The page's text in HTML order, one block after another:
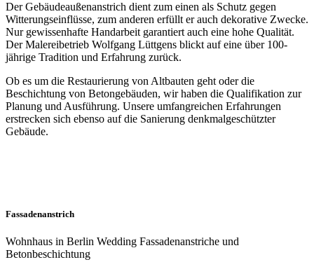
Der Gebäudeaußenanstrich dient zum einen als Schutz gegen
Witterungseinflüsse, zum anderen erfüllt er auch dekorative Zwecke.
Nur gewissenhafte Handarbeit garantiert auch eine hohe Qualität.
Der Malereibetrieb Wolfgang Lüttgens blickt auf eine über 100-
jährige Tradition und Erfahrung zurück.
Ob es um die Restaurierung von Altbauten geht oder die
Beschichtung von Betongebäuden, wir haben die Qualifikation zur
Planung und Ausführung. Unsere umfangreichen Erfahrungen
erstrecken sich ebenso auf die Sanierung denkmalgeschützter
Gebäude.
Fassadenanstrich
Wohnhaus in Berlin Wedding Fassadenanstriche und
Betonbeschichtung